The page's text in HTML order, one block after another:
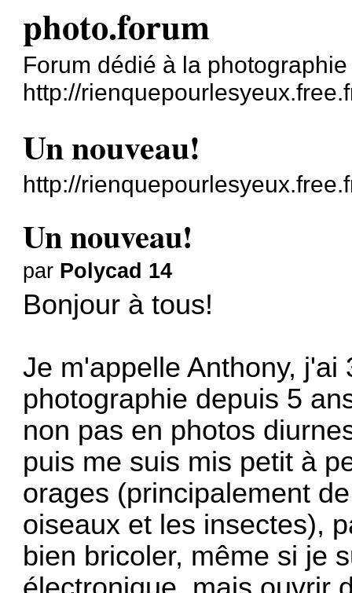
photo.forum
Forum dédié à la photographie
http://
Un nouveau!
http://
Un nouveau!
par Polycad 14
Bonjour à tous!
Je m'appelle Anthony,
photographie depuis 5
non pas en photos
puis me suis mis petit à
orages (principalement
oiseaux et les insectes),
bien bricoler, même si je